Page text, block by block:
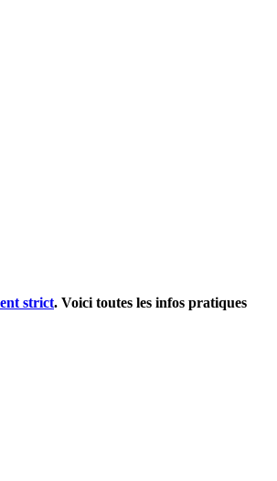
strict. Voici toutes les infos pratiques